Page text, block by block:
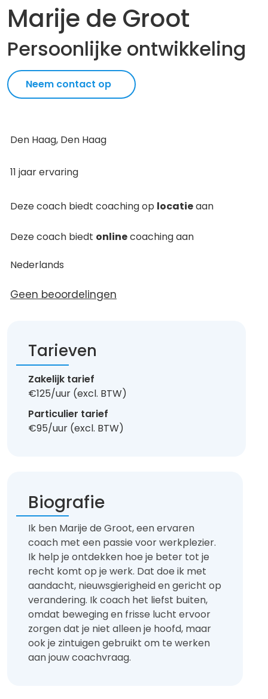
Biografie
Ik ben Marije de Groot, een ervaren
coach met een passie voor werkplezier.
Ik help je ontdekken hoe je beter tot je
recht komt op je werk. Dat doe ik met
aandacht, nieuwsgierigheid en gericht op
verandering. Ik coach het liefst buiten,
omdat beweging en frisse lucht ervoor
zorgen dat je niet alleen je hoofd, maar
ook je zintuigen gebruikt om te werken
aan jouw coachvraag.
Marije de Groot
Persoonlijke ontwikkeling
Neem contact op
Den Haag, Den Haag
11 jaar ervaring
Deze coach biedt coaching op locatieaan
Deze coach biedt onlinecoaching aan
Nederlands
Geen beoordelingen
Tarieven
Zakelijk tarief
€125/uur (excl. BTW)
Particulier tarief
€95/uur (excl. BTW)